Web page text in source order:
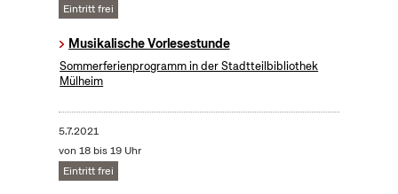
Eintritt frei
Musikalische Vorlesestunde
Sommerferienprogramm in der Stadtteilbibliothek
Mülheim
5.7.2021
von 18 bis 19 Uhr
Eintritt frei